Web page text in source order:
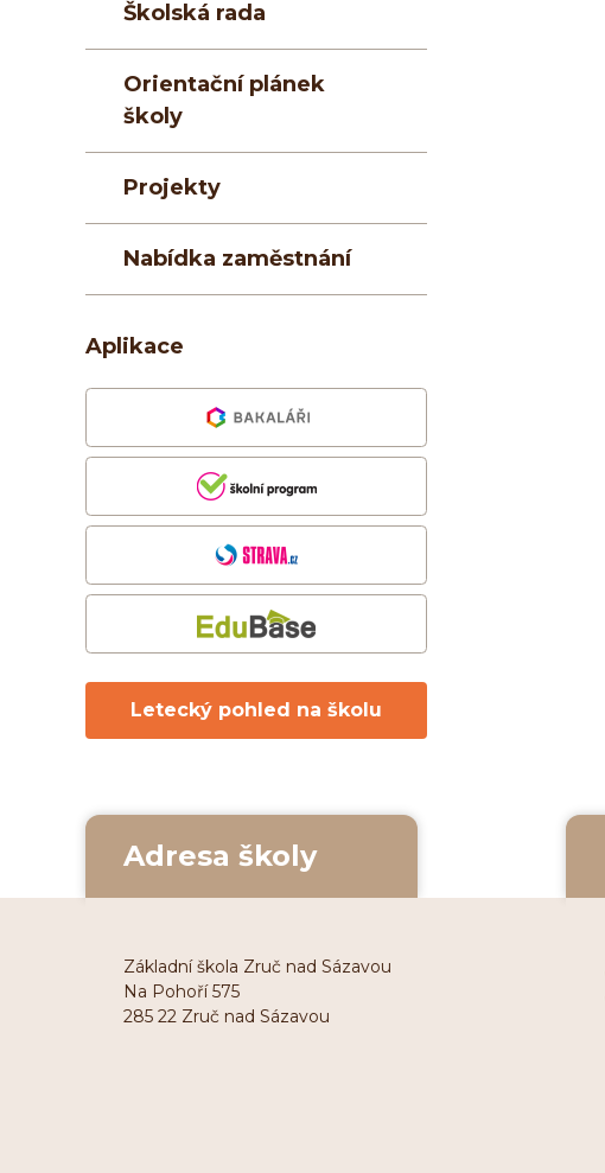
Školská rada
Orientační plánek
školy
Projekty
Nabídka zaměstnání
Aplikace
Letecký pohled na školu
Adresa školy
Základní škola Zruč nad Sázavou
Na Pohoří 575
285 22 Zruč nad Sázavou